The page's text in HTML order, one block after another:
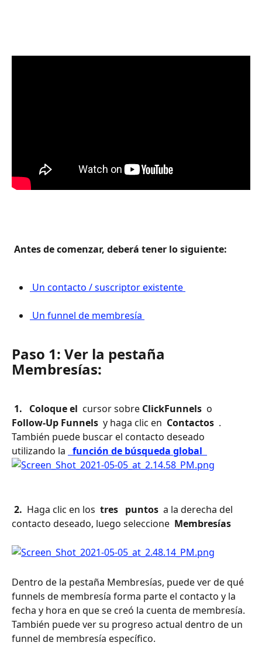
Antes de comenzar, deberá tener lo siguiente:
Un contacto / suscriptor existente
Un funnel de membresía
Paso 1: Ver la pestaña
Membresías:
1. Coloque el cursor sobre ClickFunnels o
Follow-Up Funnels y haga clic en Contactos .
También puede buscar el contacto deseado
utilizando la función de búsqueda global
2. Haga clic en los tres puntos a la derecha del
contacto deseado, luego seleccione Membresías
Dentro de la pestaña Membresías, puede ver de qué
funnels de membresía forma parte el contacto y la
fecha y hora en que se creó la cuenta de membresía.
También puede ver su progreso actual dentro de un
funnel de membresía específico.